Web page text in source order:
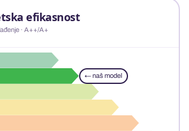
efikasnost
· A++/A+
← naš model